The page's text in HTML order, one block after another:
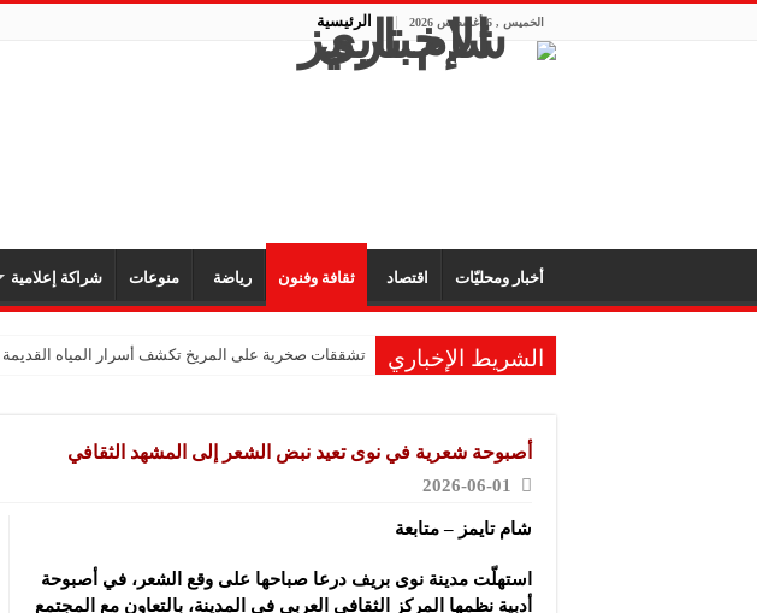
الخميس , 6 أغسطس 2026 الرئيسية
أخبار ومحليّات اقتصاد ثقافة وفنون رياضة منوعات شراكة إعلامية
الشريط الإخباري تشققات صخرية على المريخ تكشف أسرار المياه القديمة
أصبوحة شعرية في نوى تعيد نبض الشعر إلى المشهد الثقافي
2026-06-01
شام تايمز – متابعة
استهلّت مدينة نوى بريف درعا صباحها على وقع الشعر، في أصبوحة
أدبية نظمها المركز الثقافي العربي في المدينة، بالتعاون مع المجتمع